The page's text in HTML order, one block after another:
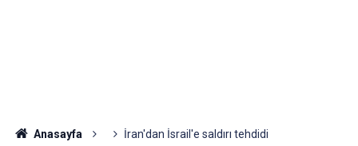
Anasayfa İran'dan İsrail'e saldırı tehdidi